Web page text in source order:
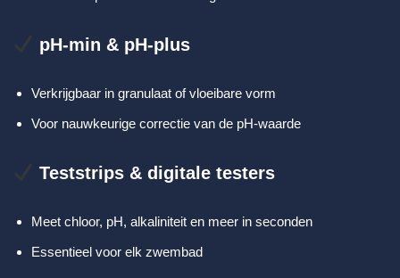
pH-min & pH-plus
Verkrijgbaar in granulaat of vloeibare vorm
Voor nauwkeurige correctie van de pH-waarde
Teststrips & digitale testers
Meet chloor, pH, alkaliniteit en meer in seconden
Essentieel voor elk zwembad